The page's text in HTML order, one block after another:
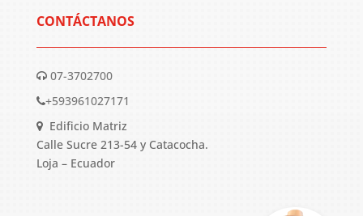
CONTÁCTANOS
07-3702700
+593961027171
Edificio Matriz
Calle Sucre 213-54 y Catacocha.
Loja – Ecuador